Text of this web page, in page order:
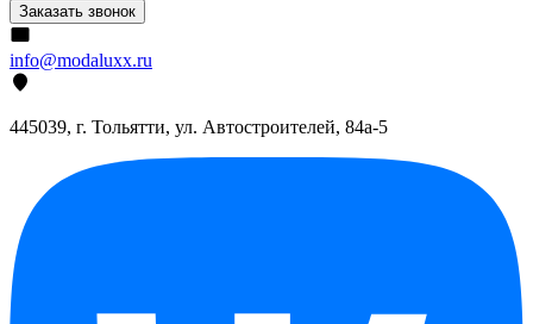
Заказать звонок
info@modaluxx.ru
445039, г. Тольятти, ул. Автостроителей, 84а-5